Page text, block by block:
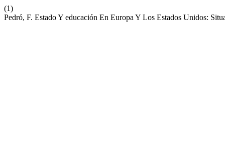
(1)
Pedró, F. Estado Y educación En Europa Y Los Estados Unidos: